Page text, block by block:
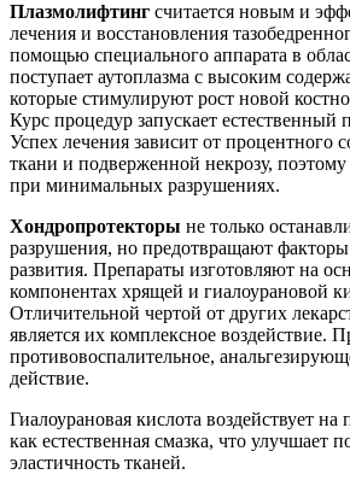
Плазмолифтинг считается новым и
лечения и восстановления
помощью специального аппарата в
поступает аутоплазма с высоким
которые стимулируют рост новой
Курс процедур запускает естественный
Успех лечения зависит от процентного
ткани и подверженной некрозу,
при минимальных разрушениях.
Хондропротекторы не только
разрушения, но предотвращают
развития. Препараты изготовляют на
компонентах хрящей и гиалоурановой
Отличительной чертой от других
является их комплексное воздействие.
противовоспалительное,
действие.
Гиалоурановая кислота воздействует на
как естественная смазка, что улучшает
эластичность тканей.